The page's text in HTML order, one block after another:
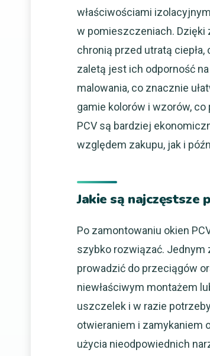
właściwościami
w pomieszczeniach. Dzięki
chronią przed utratą
zaletą jest ich odporność
malowania, co znacznie
gamie kolorów i wzorów, co
PCV są bardziej
względem zakupu, jak i
Jakie są najczęstsze
Po zamontowaniu okien
szybko rozwiązać.
prowadzić do przeciągów
niewłaściwym montażem
uszczelek i w razie
otwieraniem i zamykaniem
użycia nieodpowiednich